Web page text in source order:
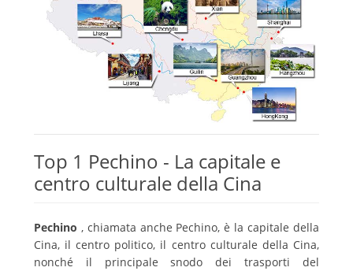
Top 1 Pechino - La capitale e
centro culturale della Cina
Pechino , chiamata anche Pechino, è la capitale della
Cina, il centro politico, il centro culturale della Cina,
nonché il principale snodo dei trasporti del